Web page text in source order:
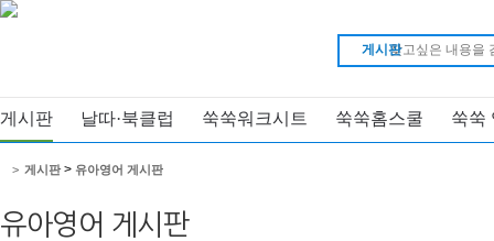
게시판
게시판 날따·북클럽 쑥쑥워크시트 쑥쑥홈스쿨 쑥쑥
유아영어 게시판
> 게시판> 유아영어 게시판